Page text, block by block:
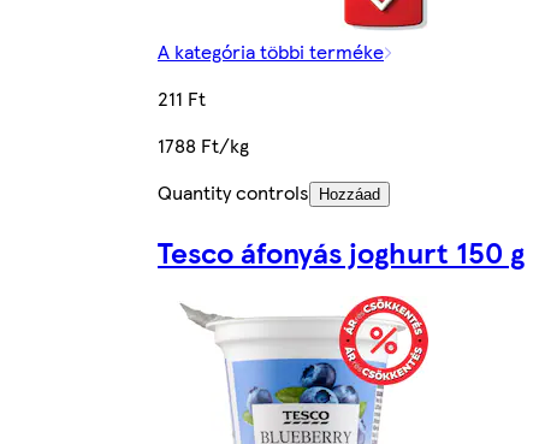
A kategória többi terméke
211 Ft
1788 Ft/kg
Quantity controls
Hozzáad
Tesco áfonyás joghurt 150 g